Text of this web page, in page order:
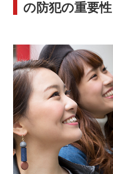
の防犯の重要性